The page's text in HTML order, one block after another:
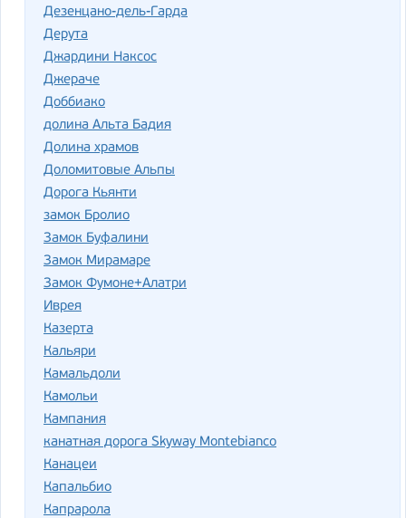
Дезенцано-дель-Гарда
Дерута
Джардини Наксос
Джераче
Доббиако
долина Альта Бадия
Долина храмов
Доломитовые Альпы
Дорога Кьянти
замок Бролио
Замок Буфалини
Замок Мирамаре
Замок Фумоне+Алатри
Иврея
Казерта
Кальяри
Камальдоли
Камольи
Кампания
канатная дорога Skyway Montebianco
Канацеи
Капальбио
Капрарола